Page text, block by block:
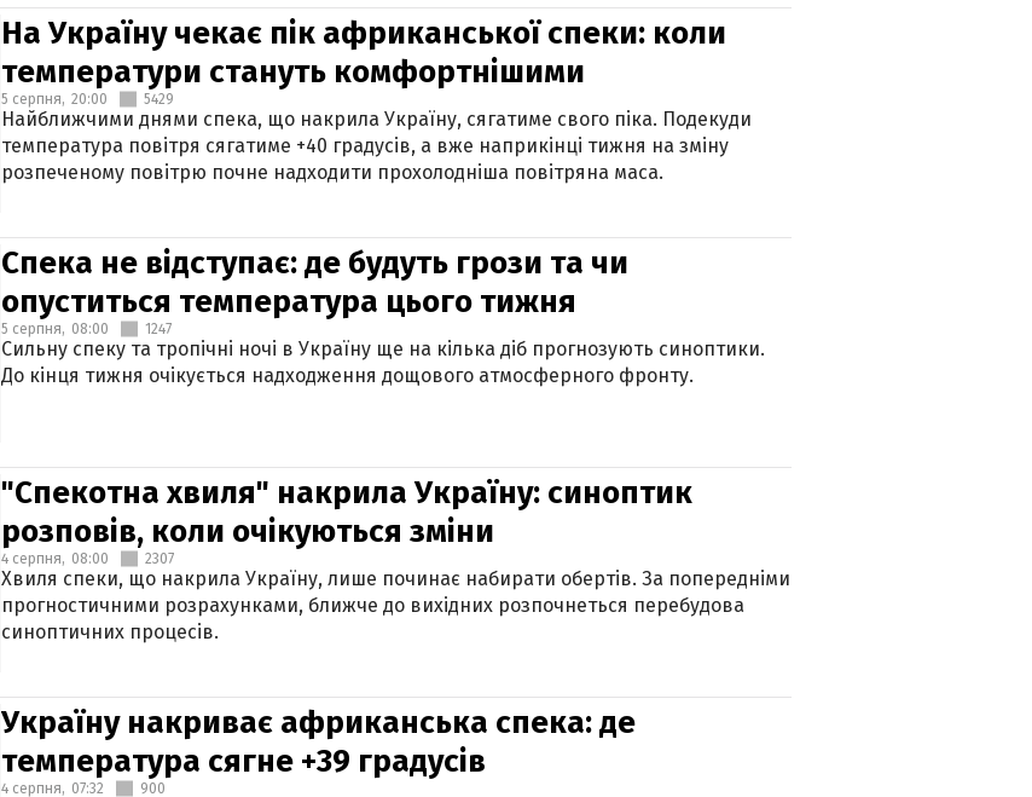
На Україну чекає пік африканської спеки: коли
температури стануть комфортнішими
5 серпня, 20:00 5429
Найближчими днями спека, що накрила Україну, сягатиме свого піка. Подекуди
температура повітря сягатиме +40 градусів, а вже наприкінці тижня на зміну
розпеченому повітрю почне надходити прохолодніша повітряна маса.
Спека не відступає: де будуть грози та чи
опуститься температура цього тижня
5 серпня, 08:00 1247
Сильну спеку та тропічні ночі в Україну ще на кілька діб прогнозують синоптики.
До кінця тижня очікується надходження дощового атмосферного фронту.
"Спекотна хвиля" накрила Україну: синоптик
розповів, коли очікуються зміни
4 серпня, 08:00 2307
Хвиля спеки, що накрила Україну, лише починає набирати обертів. За попередніми
прогностичними розрахунками, ближче до вихідних розпочнеться перебудова
синоптичних процесів.
Україну накриває африканська спека: де
температура сягне +39 градусів
4 серпня, 07:32 900